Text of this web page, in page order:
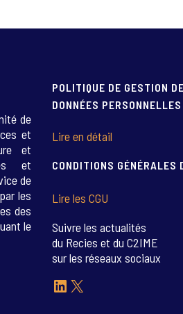
de
et
et
et
de
les
des
le
POLITIQUE DE GESTION
DONNÉES
Lire en détail
CONDITIONS GÉNÉRALES
Lire les CGU
Suivre les actualités
du Recies et du C2IME
sur les réseaux sociaux
LinkedIn
X